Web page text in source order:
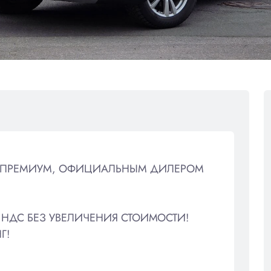
ПРЕМИУМ, ОФИЦИАЛЬНЫМ ДИЛЕРОМ
БЕЗ УВЕЛИЧЕНИЯ СТОИМОСТИ!